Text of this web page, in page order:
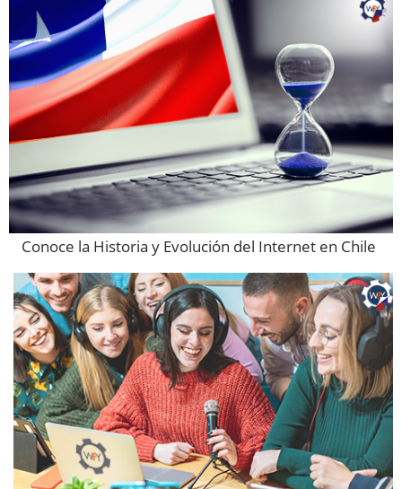
Conoce la Historia y Evolución del Internet en Chile